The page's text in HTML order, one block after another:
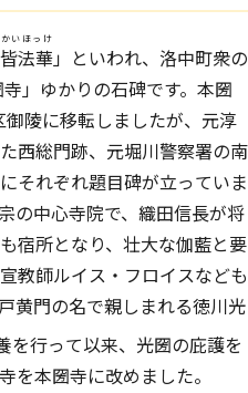
皆法華
かいほっけ
」といわれ、洛中町衆の
」ゆかりの石碑です。本圀
陵に移転しましたが、元淳
西総門跡、元堀川警察署の南
それぞれ題目碑が立っていま
の中心寺院で、織田信長が将
宿所となり、壮大な伽藍と要
教師ルイス・フロイスなども
黄門の名で親しまれる徳川光
を行って以来、光圀の庇護を
を本圀寺に改めました。